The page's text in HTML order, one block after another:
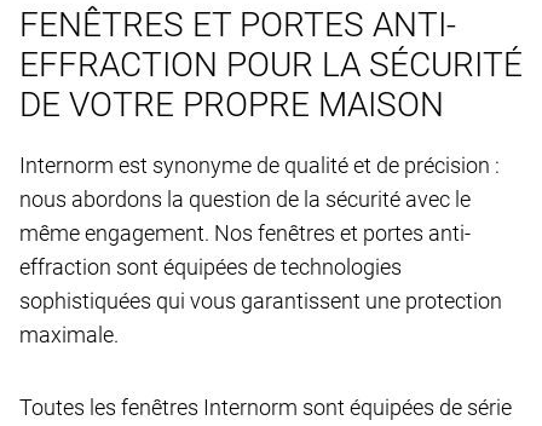
FENÊTRES ET PORTES ANTI-
EFFRACTION POUR LA SÉCURITÉ
DE VOTRE PROPRE MAISON
Internorm est synonyme de qualité et de précision :
nous abordons la question de la sécurité avec le
même engagement. Nos fenêtres et portes anti-
effraction sont équipées de technologies
sophistiquées qui vous garantissent une protection
maximale.
Toutes les fenêtres Internorm sont équipées de série